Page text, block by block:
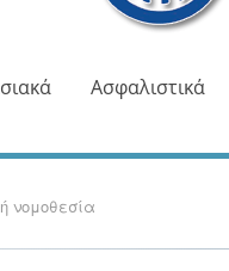
Ασφαλιστικά
νομοθεσία